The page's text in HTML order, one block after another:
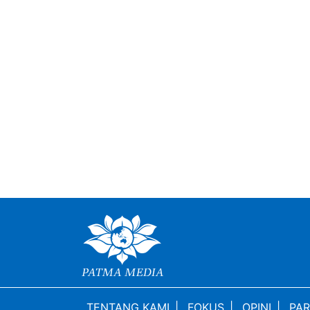
TENTANG KAMI FOKUS OPINI